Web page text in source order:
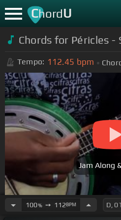
ChordU
Chords for Péricles -
Tempo: 112.45 bpm
Jam Along
100%➙ 112BPM